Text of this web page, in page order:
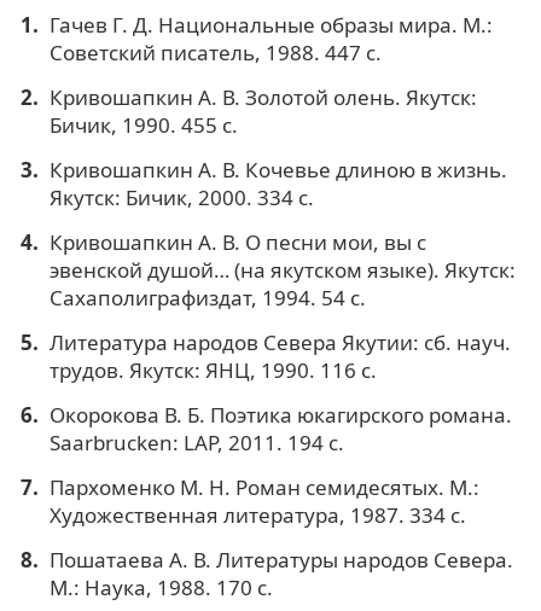
Гачев Г. Д. Национальные образы мира. М.:
Советский писатель, 1988. 447 с.
Кривошапкин А. В. Золотой олень. Якутск:
Бичик, 1990. 455 с.
Кривошапкин А. В. Кочевье длиною в жизнь.
Якутск: Бичик, 2000. 334 с.
Кривошапкин А. В. О песни мои, вы с
эвенской душой… (на якутском языке). Якутск:
Сахаполиграфиздат, 1994. 54 с.
Литература народов Севера Якутии: сб. науч.
трудов. Якутск: ЯНЦ, 1990. 116 с.
Окорокова В. Б. Поэтика юкагирского романа.
Saarbrucken: LAP, 2011. 194 с.
Пархоменко М. Н. Роман семидесятых. М.:
Художественная литература, 1987. 334 с.
Пошатаева А. В. Литературы народов Севера.
М.: Наука, 1988. 170 с.